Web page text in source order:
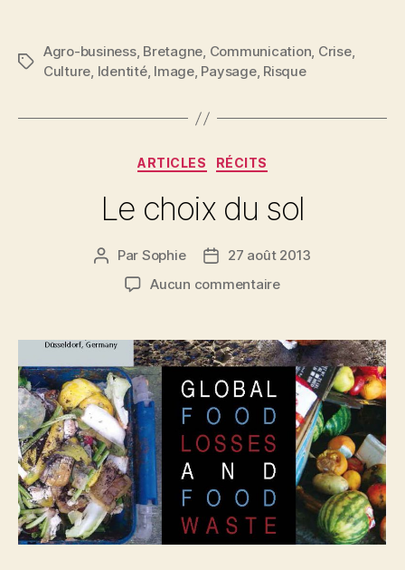
plus
tard,
Étiquettes
Agro-business, Bretagne, Communication, Crise,
Culture, Identité, Image, Paysage, Risque
Catégories
ARTICLES RÉCITS
Le choix du sol
Auteur
l’article
Par Sophie
Date27 août 2013
Aucun commentairesur
du
sol